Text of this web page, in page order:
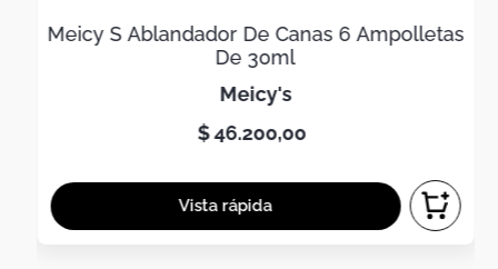
Meicy S Ablandador De Canas 6 Ampolletas
De 30ml
meicy's
$46.200,00